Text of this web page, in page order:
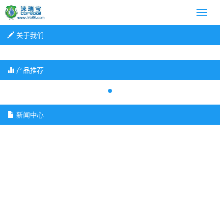
关于我们
产品推荐
新闻中心